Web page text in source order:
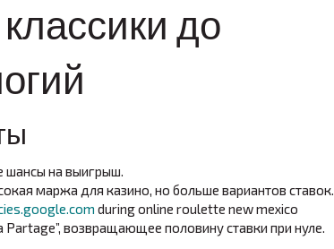
до
шансы на выигрыш.
маржа для казино, но больше вариантов ставок.
during online roulette new mexico
возвращающее половину ставки при нуле.